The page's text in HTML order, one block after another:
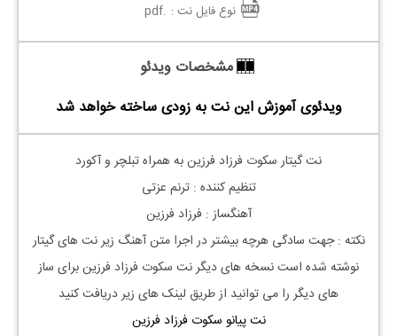
نوع فایل نت : .pdf
مشخصات ویدئو
ویدئوی آموزش این نت به زودی ساخته خواهد شد
نت گیتار سکوت فرزاد فرزین به همراه تبلچر و آکورد
تنظیم کننده : ترنم عزتی
آهنگساز : فرزاد فرزین
نکته : جهت سادگی هرچه بیشتر در اجرا متن آهنگ زیر نت های گیتار
نوشته شده است نسخه های دیگر نت سکوت فرزاد فرزینبرای ساز
های دیگر را می توانید از طریق لینک های زیر دریافت کنید
نت پیانو سکوت فرزاد فرزین